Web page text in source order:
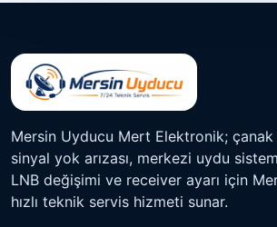
Mersin Uyducu Mert Elektronik; çanak
sinyal yok arızası, merkezi uydu
LNB değişimi ve receiver ayarı için
hızlı teknik servis hizmeti sunar.